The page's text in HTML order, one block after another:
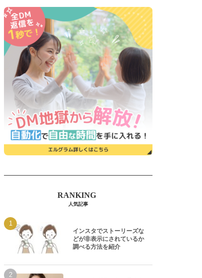
人気記事
インスタでストーリーズな
どが非表示にされているか
調べる方法を紹介